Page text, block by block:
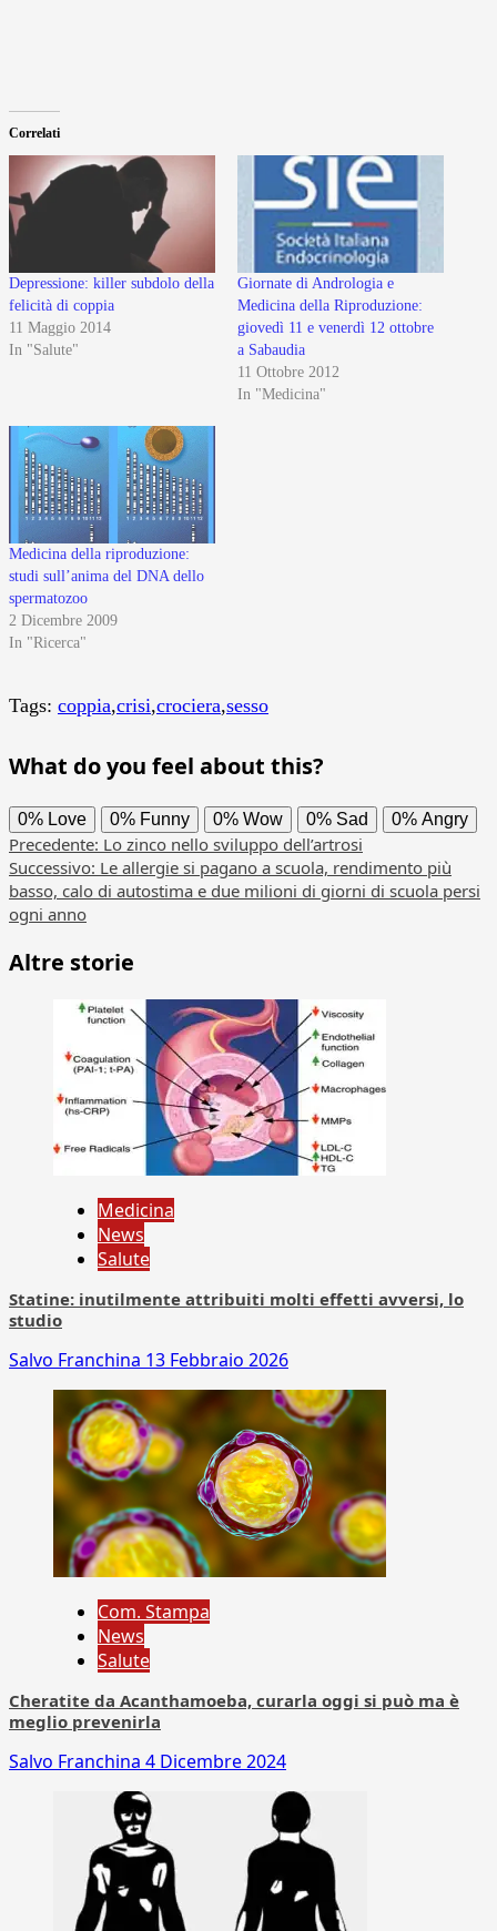
Correlati
Depressione: killer subdolo della
felicità di coppia
11 Maggio 2014
In "Salute"
Giornate di Andrologia e
Medicina della Riproduzione:
giovedì 11 e venerdì 12 ottobre
a Sabaudia
11 Ottobre 2012
In "Medicina"
Medicina della riproduzione:
studi sull’anima del DNA dello
spermatozoo
2 Dicembre 2009
In "Ricerca"
Tags: coppia,crisi,crociera,sesso
What do you feel about this?
0% Love 0% Funny 0% Wow 0% Sad 0% Angry
Navigazione
articolo
Precedente: Lo zinco nello sviluppo dell’artrosi
Successivo: Le allergie si pagano a scuola, rendimento più
basso, calo di autostima e due milioni di giorni di scuola persi
ogni anno
Altre storie
Medicina
News
Salute
Statine: inutilmente attribuiti molti effetti avversi, lo
studio
Salvo Franchina 13 Febbraio 2026
Com. Stampa
News
Salute
Cheratite da Acanthamoeba, curarla oggi si può ma è
meglio prevenirla
Salvo Franchina 4 Dicembre 2024